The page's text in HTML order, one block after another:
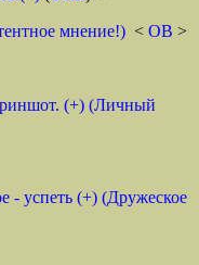
мнение!) < ОВ >
(+) (Личный
- успеть (+) (Дружеское